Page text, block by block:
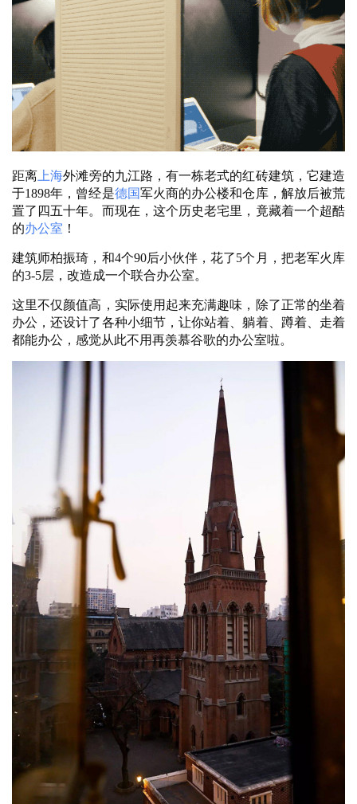
距离 上海外滩旁的九江路，有一栋老式的红砖建筑，它建造
于1898年，曾经是德国军火商的办公楼和仓库，解放后被荒
置了四五十年。而现在，这个历史老宅里，竟藏着一个超酷
的办公室 ！
建筑师柏振琦，和4个90后小伙伴，花了5个月，把老军火库
的3-5层，改造成一个联合办公室。
这里不仅颜值高，实际使用起来充满趣味，除了正常的坐着
办公，还设计了各种小细节，让你站着、躺着、蹲着、走着
都能办公，感觉从此不用再羡慕谷歌的办公室啦。